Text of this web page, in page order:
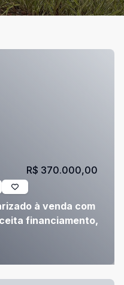
à venda com
financiamento,
R$ 370.000,00